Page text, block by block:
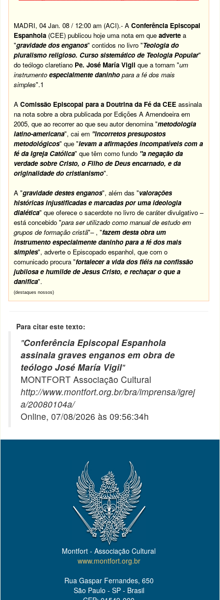
MADRI, 04 Jan. 08 / 12:00 am (ACI).- AConferência Episcopal
Espanhola (CEE) publicou hoje uma nota em que adverte a
"gravidade dos enganos" contidos no livro "Teologia do
pluralismo religioso. Curso sistemático de Teologia Popular"
do teólogo claretiano Pe. José María Vigil que a tornam "um
instrumentoespecialmente daninho para a fé dos mais
simples".1
AComissão Episcopal para a Doutrina da Fé da CEE assinala
na nota sobre a obra publicada por Edições A Amendoeira em
2005, que ao recorrer ao que seu autor denomina "metodologia
latino-americana", cai em "incorretos presupostos
metodológicos" que "levam a afirmações incompatíveis com a
fé daIgreja Católica" que têm como fundo "a negação da
verdade sobre Cristo, o Filho de Deus encarnado, e da
originalidade do cristianismo".
A "gravidade destes enganos", além das "valorações
históricas injustificadas e marcadas por uma ideologia
dialética" que oferece o sacerdote no livro de caráter divulgativo –
está concebido "para ser utilizado como manual de estudo em
grupos de formação cristã"– , "fazem desta obra um
instrumento especialmente daninho para a fé dos mais
simples", adverte o Episcopado espanhol, que com o
comunicado procura "fortalecer a vidados fiéis na confissão
jubilosa e humilde de Jesus Cristo, e rechaçar o que a
danifica".
(destaques nossos)
Para citar este texto:
"Conferência Episcopal Espanhola
assinala graves enganos em obra de
teólogo José María Vigil"
MONTFORT Associação Cultural
http://www.montfort.org.br/bra/imprensa/igrej
a/20080104a/
Online, 07/08/2026 às 09:56:34h
Montfort - Associação Cultural
www.montfort.org.br
Rua Gaspar Fernandes, 650
São Paulo - SP - Brasil